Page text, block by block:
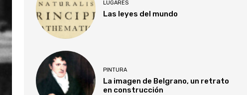
LUGARES
Las leyes del mundo
PINTURA
La imagen de Belgrano, un retrato
en construcción